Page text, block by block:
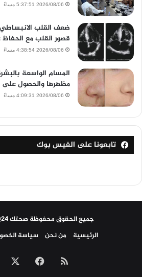
2026/08/06 5:37:51 مساءً
ضعف القلب
قصور القلب مع
2026/08/06 4:38:54 مساءً
المسام الواسعة
مظهرها والحصول على
2026/08/06 4:09:31 مساءً
تابعونا على الفيس بوك
جميع الحقوق محفوظة صحتك 24@ 2020-2026
الرئيسية
من نحن سياسة
ملخصفيسبوك